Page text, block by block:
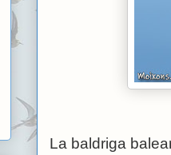
La baldriga